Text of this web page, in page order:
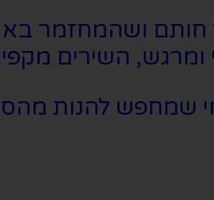
ושהמחזמר בא
ומרגש, השירים
שמחפש להנות